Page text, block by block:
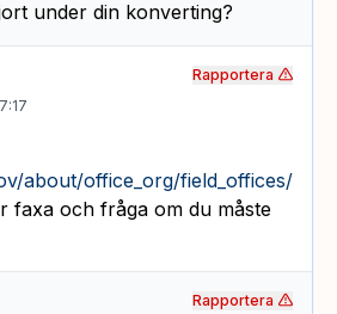
under din konverting?
about/office_org/field_offices/ifo/
faxa och fråga om du måste
Rapportera
Rapportera